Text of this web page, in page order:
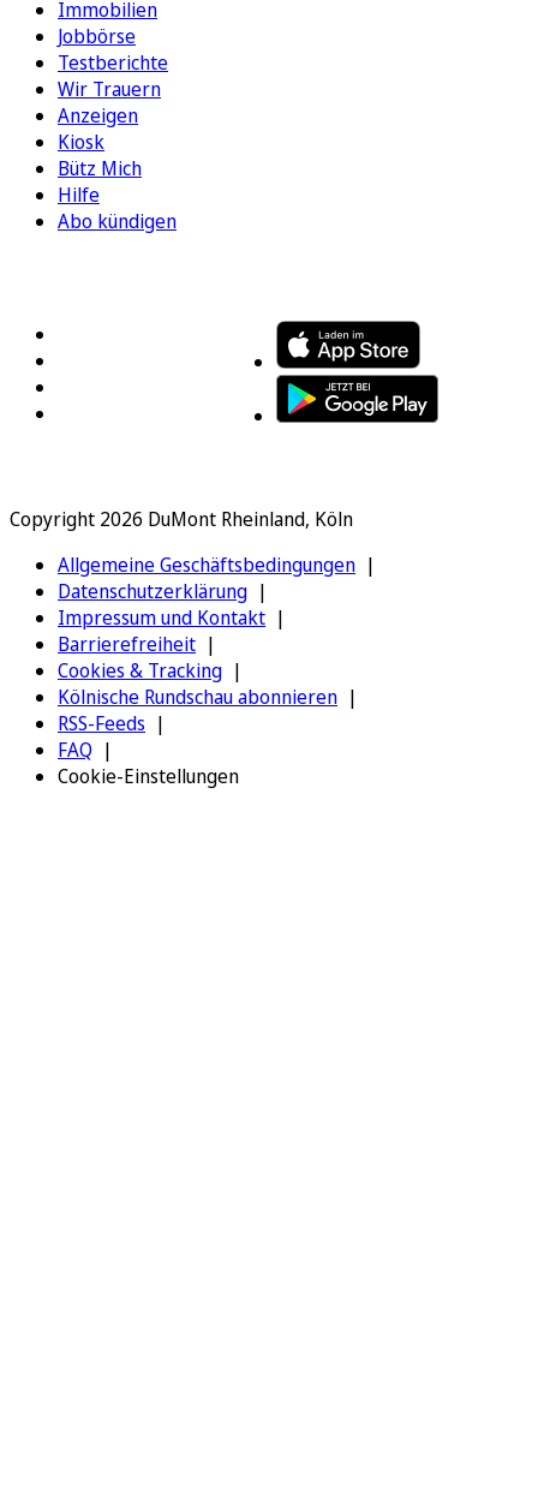
Immobilien
Jobbörse
Testberichte
Wir Trauern
Anzeigen
Kiosk
Bütz Mich
Hilfe
Abo kündigen
Copyright 2026 DuMont Rheinland, Köln
Allgemeine Geschäftsbedingungen
Datenschutzerklärung
Impressum und Kontakt
Barrierefreiheit
Cookies & Tracking
Kölnische Rundschau abonnieren
RSS-Feeds
FAQ
Cookie-Einstellungen